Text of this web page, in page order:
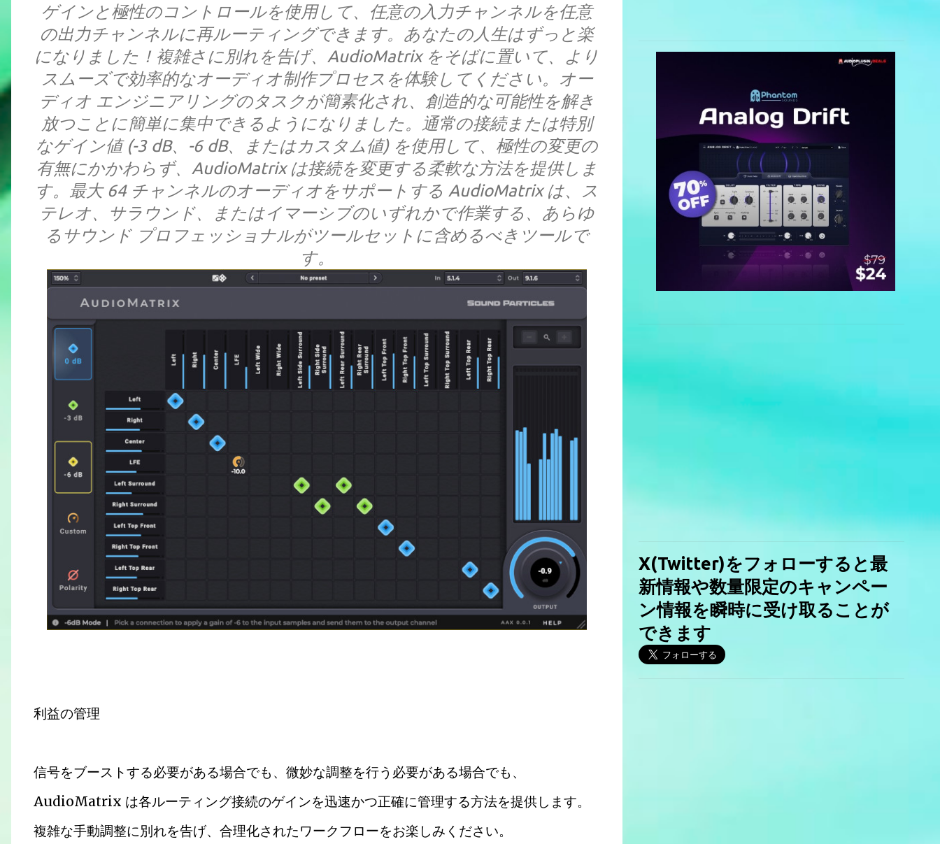
ゲインと極性のコントロールを使用して、任意の入力チャンネルを任意
の出力チャンネルに再ルーティングできます。あなたの人生はずっと楽
になりました！複雑さに別れを告げ、AudioMatrix をそばに置いて、より
スムーズで効率的なオーディオ制作プロセスを体験してください。オー
ディオ エンジニアリングのタスクが簡素化され、創造的な可能性を解き
放つことに簡単に集中できるようになりました。通常の接続または特別
なゲイン値 (-3 dB、-6 dB、またはカスタム値) を使用して、極性の変更の
有無にかかわらず、AudioMatrix は接続を変更する柔軟な方法を提供しま
す。最大 64 チャンネルのオーディオをサポートする AudioMatrix は、ス
テレオ、サラウンド、またはイマーシブのいずれかで作業する、あらゆ
るサウンド プロフェッショナルがツールセットに含めるべきツールで
す。
利益の管理
信号をブーストする必要がある場合でも、微妙な調整を行う必要がある場合でも、
AudioMatrix は各ルーティング接続のゲインを迅速かつ正確に管理する方法を提供します。
複雑な手動調整に別れを告げ、合理化されたワークフローをお楽しみください。
X(Twitter)をフォローすると最
新情報や数量限定のキャンペー
ン情報を瞬時に受け取ることが
できます